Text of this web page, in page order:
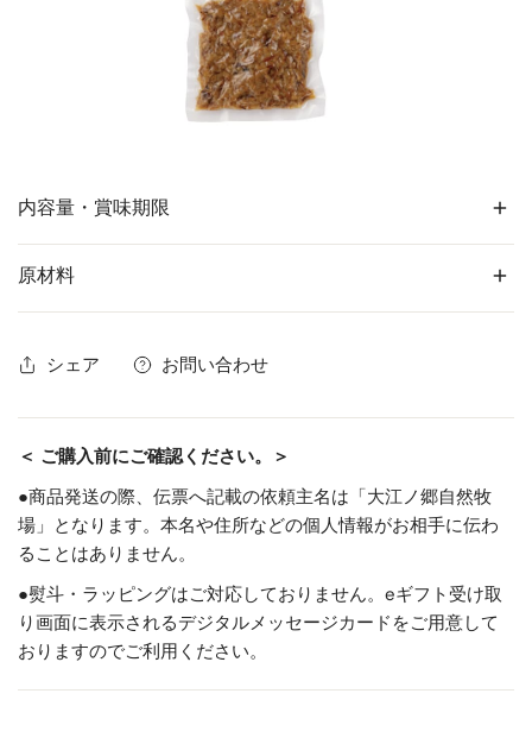
内容量・賞味期限
14日間
日を含めた日数
特定原材料等 小麦、さば、大豆、鶏肉
発送方法
原材料
懐かしのとりそぼ
ろ・おかか
鶏肉（鳥取県産）、淡口醤油（本醸
料理酒、生姜、鯖節、宗田節、うるめ節
削り、真昆布、いりこ、あご煮干し、乾
肉を含む）
シェア お問い合わせ
＜ ご購入前にご確認ください。＞
●商品発送の際、伝票へ記載の依頼主名は「大江ノ郷自然牧
場」となります。本名や住所などの個人情報がお相手に伝わ
ることはありません。
●熨斗・ラッピングはご対応しておりません。eギフト受け取
り画面に表示されるデジタルメッセージカードをご用意して
おりますのでご利用ください。